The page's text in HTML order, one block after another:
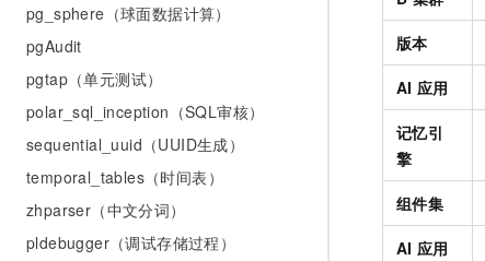
pg_sphere（球面数据计算）
pgAudit
pgtap（单元测试）
polar_sql_inception（SQL审核）
sequential_uuid（UUID生成）
temporal_tables（时间表）
zhparser（中文分词）
pldebugger（调试存储过程）
版本
AI 应用
记忆引
擎
组件集
AI 应用